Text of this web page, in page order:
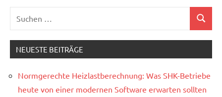
NEUESTE BEITRÄGE
Normgerechte Heizlastberechnung: Was SHK-Betriebe
heute von einer modernen Software erwarten sollten